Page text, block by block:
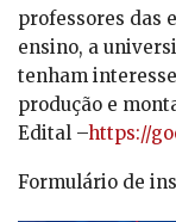
professores das
ensino, a
tenham
produção e
Edital –https://
Formulário de